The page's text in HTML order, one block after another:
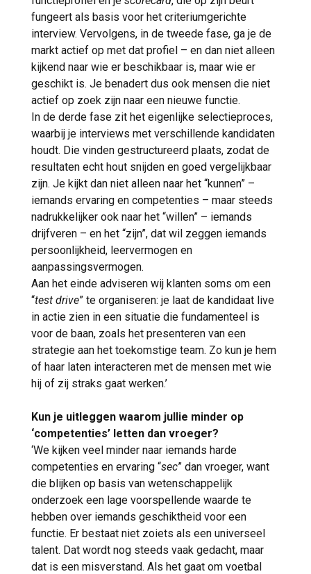
fungeert als basis voor het criteriumgerichte
interview. Vervolgens, in de tweede fase, ga je de
markt actief op met dat profiel – en dan niet alleen
kijkend naar wie er beschikbaar is, maar wie er
geschikt is. Je benadert dus ook mensen die niet
actief op zoek zijn naar een nieuwe functie.
In de derde fase zit het eigenlijke selectieproces,
waarbij je interviews met verschillende kandidaten
houdt. Die vinden gestructureerd plaats, zodat de
resultaten echt hout snijden en goed vergelijkbaar
zijn. Je kijkt dan niet alleen naar het “kunnen” –
iemands ervaring en competenties – maar steeds
nadrukkelijker ook naar het “willen” – iemands
drijfveren – en het “zijn”, dat wil zeggen iemands
persoonlijkheid, leervermogen en
aanpassingsvermogen.
Aan het einde adviseren wij klanten soms om een
“test drive” te organiseren: je laat de kandidaat live
in actie zien in een situatie die fundamenteel is
voor de baan, zoals het presenteren van een
strategie aan het toekomstige team. Zo kun je hem
of haar laten interacteren met de mensen met wie
hij of zij straks gaat werken.’
Kun je uitleggen waarom jullie minder op
‘competenties’ letten dan vroeger?
‘We kijken veel minder naar iemands harde
competenties en ervaring “sec” dan vroeger, want
die blijken op basis van wetenschappelijk
onderzoek een lage voorspellende waarde te
hebben over iemands geschiktheid voor een
functie. Er bestaat niet zoiets als een universeel
talent. Dat wordt nog steeds vaak gedacht, maar
dat is een misverstand. Als het gaat om voetbal